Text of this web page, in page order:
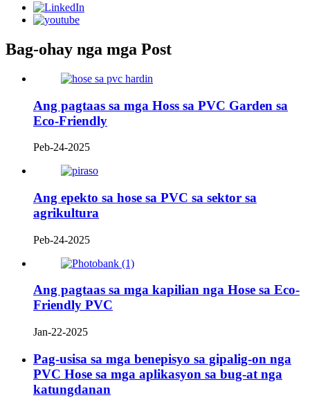
Bag-ohay nga mga Post
Ang pagtaas sa mga Hoss sa PVC Garden sa
Eco-Friendly
Peb-24-2025
Ang epekto sa hose sa PVC sa sektor sa
agrikultura
Peb-24-2025
Ang pagtaas sa mga kapilian nga Hose sa Eco-
Friendly PVC
Jan-22-2025
Pag-usisa sa mga benepisyo sa gipalig-on nga
PVC Hose sa mga aplikasyon sa bug-at nga
katungdanan